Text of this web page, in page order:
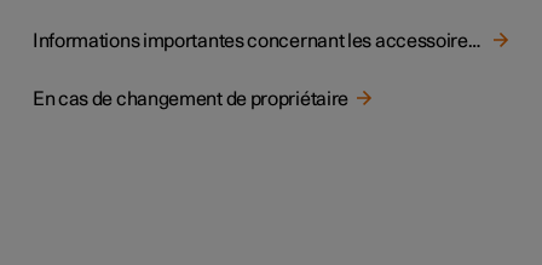
Informations importantes concernant les accessoires et les équipements auxiliaires
En cas de changement de propriétaire